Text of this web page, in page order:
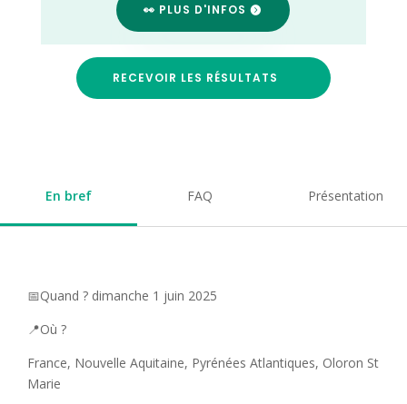
👀 PLUS D'INFOS
RECEVOIR LES RÉSULTATS
En bref FAQ Présentation
📅Quand ? dimanche 1 juin 2025
📍Où ?
France, Nouvelle Aquitaine, Pyrénées Atlantiques, Oloron St
Marie